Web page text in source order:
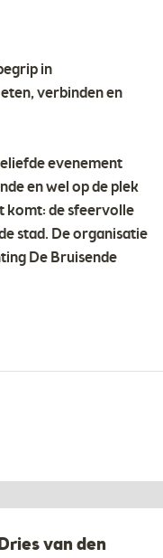
in
verbinden en
evenement
en wel op de plek
komt: de sfeervolle
stad. De organisatie
De Bruisende
van den